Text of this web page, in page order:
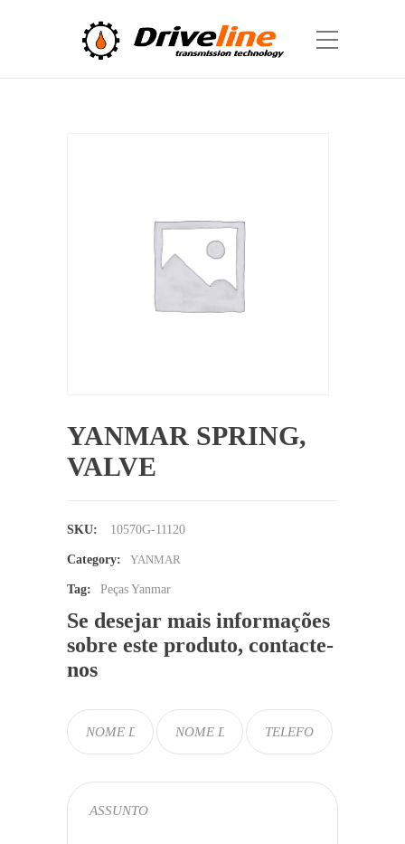
YANMAR SPRING,
VALVE
SKU: 10570G-11120
Category: YANMAR
Tag: Peças Yanmar
Se desejar mais informações
sobre este produto, contacte-
nos